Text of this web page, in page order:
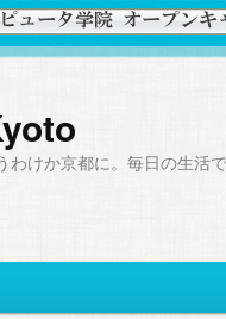
わけか京都に。毎日の生活